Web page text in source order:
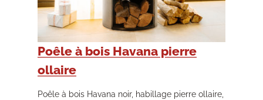
Poêle à bois Havana pierre
ollaire
Poêle à bois Havana noir, habillage pierre ollaire,